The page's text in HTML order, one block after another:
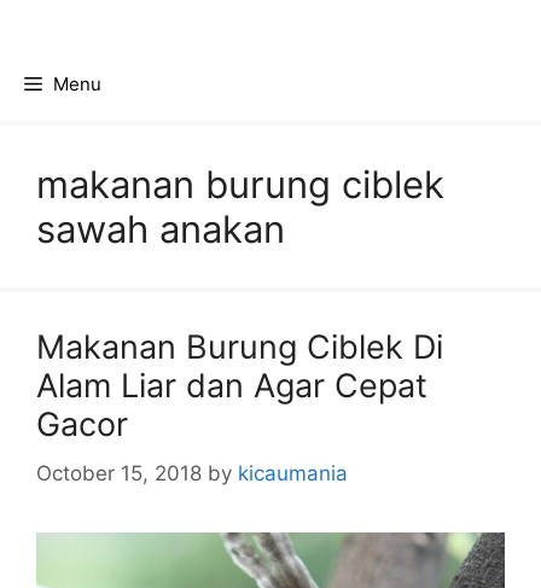
contentMenu
makanan burung ciblek
sawah anakan
Makanan Burung Ciblek Di
Alam Liar dan Agar Cepat
Gacor
October 15, 2018 by kicaumania